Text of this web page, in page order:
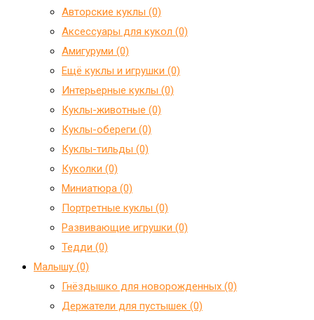
Авторские куклы (0)
Аксессуары для кукол (0)
Амигуруми (0)
Ещё куклы и игрушки (0)
Интерьерные куклы (0)
Куклы-животные (0)
Куклы-обереги (0)
Куклы-тильды (0)
Куколки (0)
Миниатюра (0)
Портретные куклы (0)
Развивающие игрушки (0)
Тедди (0)
Малышу (0)
Гнёздышко для новорожденных (0)
Держатели для пустышек (0)